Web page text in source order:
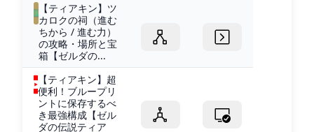
【ティアキン】ツ
カロクの祠（進む
ちから / 進む力）
の攻略・場所と宝
箱【ゼルダの...
【ティアキン】超
便利！ブループリ
ントに保存するべ
き最強構成【ゼル
ダの伝説ティア